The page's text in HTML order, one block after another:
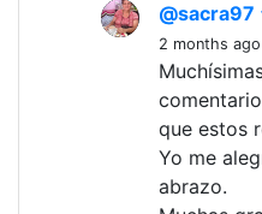
@sacra97
2 months ago
que estos
Yo me
abrazo.